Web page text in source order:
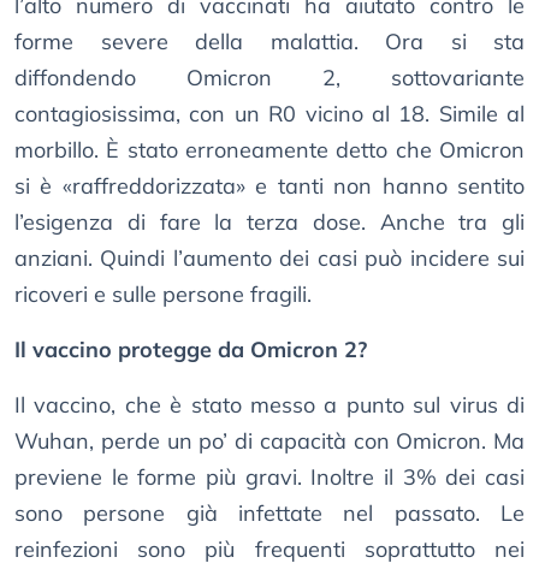
l’alto numero di vaccinati ha aiutato contro le
forme severe della malattia. Ora si sta
diffondendo Omicron 2, sottovariante
contagiosissima, con un R0 vicino al 18. Simile al
morbillo. È stato erroneamente detto che Omicron
si è «raffreddorizzata» e tanti non hanno sentito
l’esigenza di fare la terza dose. Anche tra gli
anziani. Quindi l’aumento dei casi può incidere sui
ricoveri e sulle persone fragili.
Il vaccino protegge da Omicron 2?
Il vaccino, che è stato messo a punto sul virus di
Wuhan, perde un po’ di capacità con Omicron. Ma
previene le forme più gravi. Inoltre il 3% dei casi
sono persone già infettate nel passato. Le
reinfezioni sono più frequenti soprattutto nei